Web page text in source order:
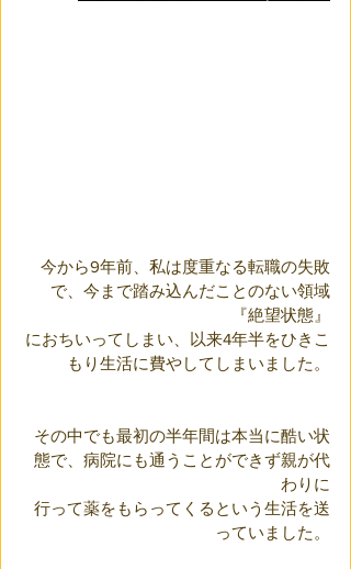
今から9年前、私は度重なる転職の失敗
で、今まで踏み込んだことのない領域
『絶望状態』
におちいってしまい、以来4年半をひきこ
もり生活に費やしてしまいました。
その中でも最初の半年間は本当に酷い状
態で、病院にも通うことができず親が代
わりに
行って薬をもらってくるという生活を送
っていました。